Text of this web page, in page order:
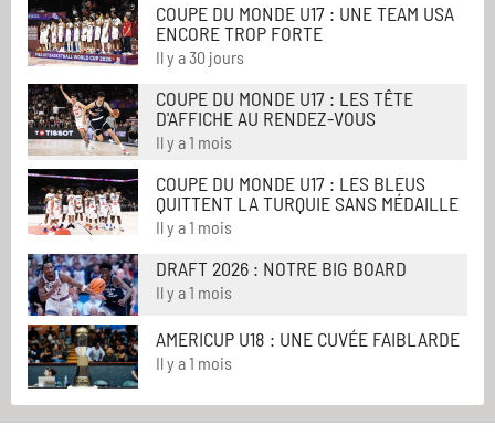
COUPE DU MONDE U17 : UNE TEAM USA
ENCORE TROP FORTE
Il y a 30 jours
COUPE DU MONDE U17 : LES TÊTE
D'AFFICHE AU RENDEZ-VOUS
Il y a 1 mois
COUPE DU MONDE U17 : LES BLEUS
QUITTENT LA TURQUIE SANS MÉDAILLE
Il y a 1 mois
DRAFT 2026 : NOTRE BIG BOARD
Il y a 1 mois
AMERICUP U18 : UNE CUVÉE FAIBLARDE
Il y a 1 mois